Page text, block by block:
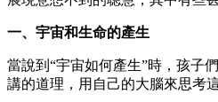
一、宇宙和生命的產生
當說到“宇宙如何產生”時，孩子
講的道理，用自己的大腦來思考